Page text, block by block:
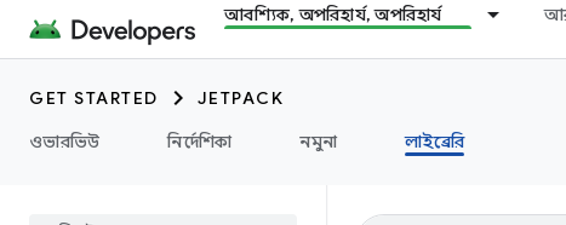
আবশ্যিক, অপরিহার্য, অপরিহার্য
GET STARTED
JETPACK
ওভারভিউ
নির্দেশিকা নমুনা লাইব্রেরি
androidx.camera.media3
androidx.camera.viewfinder
androidx.car